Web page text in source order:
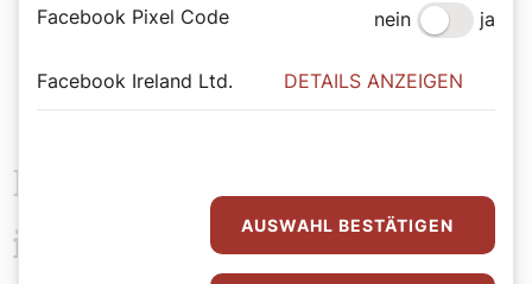
Das könnte Sie auch
interessieren
Facebook Pixel Code nein ja
Facebook Ireland Ltd. DETAILS ANZEIGEN
AUSWAHL BESTÄTIGEN